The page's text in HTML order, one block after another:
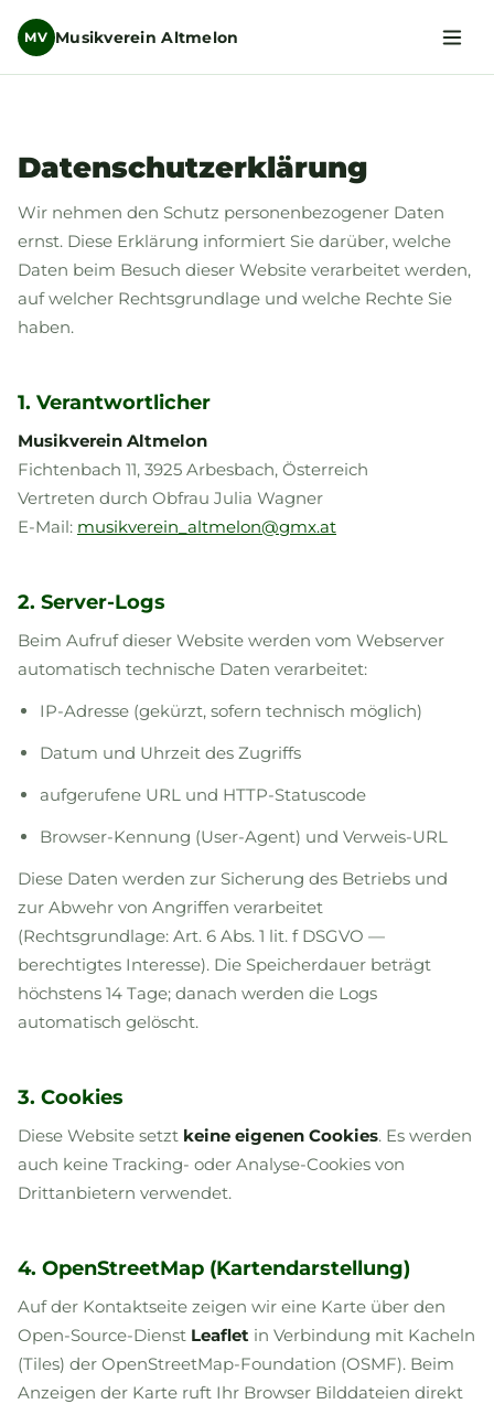
MV Musikverein Altmelon
Datenschutzerklärung
Wir nehmen den Schutz personenbezogener Daten
ernst. Diese Erklärung informiert Sie darüber, welche
Daten beim Besuch dieser Website verarbeitet werden,
auf welcher Rechtsgrundlage und welche Rechte Sie
haben.
1. Verantwortlicher
Musikverein Altmelon
Fichtenbach 11, 3925 Arbesbach, Österreich
Vertreten durch Obfrau Julia Wagner
E-Mail: musikverein_altmelon@gmx.at
2. Server-Logs
Beim Aufruf dieser Website werden vom Webserver
automatisch technische Daten verarbeitet:
IP-Adresse (gekürzt, sofern technisch möglich)
Datum und Uhrzeit des Zugriffs
aufgerufene URL und HTTP-Statuscode
Browser-Kennung (User-Agent) und Verweis-URL
Diese Daten werden zur Sicherung des Betriebs und
zur Abwehr von Angriffen verarbeitet
(Rechtsgrundlage: Art. 6 Abs. 1 lit. f DSGVO —
berechtigtes Interesse). Die Speicherdauer beträgt
höchstens 14 Tage; danach werden die Logs
automatisch gelöscht.
3. Cookies
Diese Website setzt keine eigenen Cookies. Es werden
auch keine Tracking- oder Analyse-Cookies von
Drittanbietern verwendet.
4. OpenStreetMap (Kartendarstellung)
Auf der Kontaktseite zeigen wir eine Karte über den
Open-Source-Dienst Leaflet in Verbindung mit Kacheln
(Tiles) der OpenStreetMap-Foundation (OSMF). Beim
Anzeigen der Karte ruft Ihr Browser Bilddateien direkt